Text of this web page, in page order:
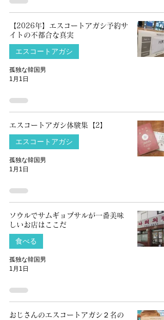
【2026年】エスコートアガシ予約サ
イトの不都合な真実
エスコートアガシ
孤独な韓国男
1月1日
エスコートアガシ体験集【2】
エスコートアガシ
孤独な韓国男
1月1日
ソウルでサムギョプサルが一番美味
しいお店はここだ
食べる
孤独な韓国男
1月1日
おじさんのエスコートアガシ２名の